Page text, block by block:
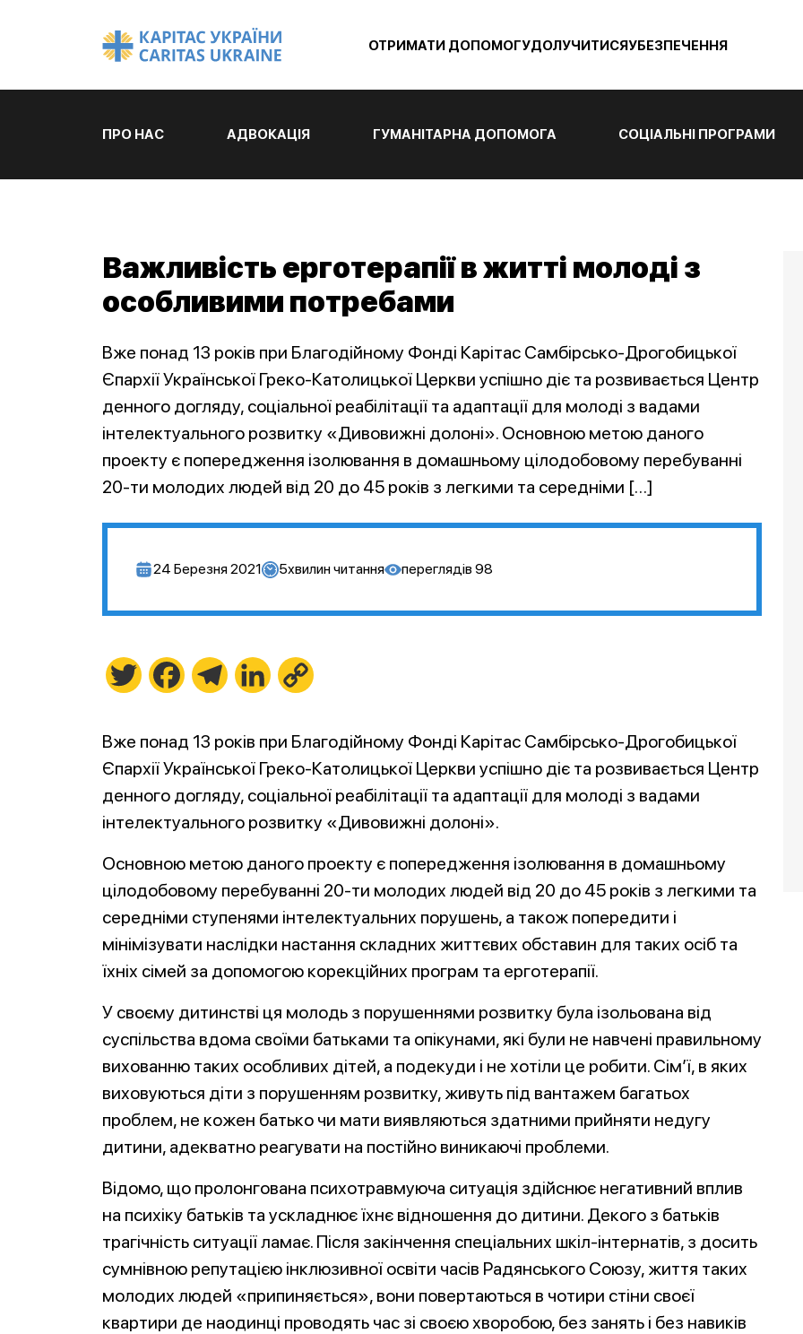
ОТРИМАТИ ДОПОМОГУДОЛУЧИТИСЯУБЕЗПЕЧЕННЯ
ПРО НАС АДВОКАЦІЯ ГУМАНІТАРНА ДОПОМОГА СОЦІАЛЬНІ ПРОГРАМИ
Важливість ерготерапії в житті молоді з
особливими потребами
Вже понад 13 років при Благодійному Фонді Карітас Самбірсько-Дрогобицької
Єпархії Української Греко-Католицької Церкви успішно діє та розвивається Центр
денного догляду, соціальної реабілітації та адаптації для молоді з вадами
інтелектуального розвитку «Дивовижні долоні». Основною метою даного
проекту є попередження ізолювання в домашньому цілодобовому перебуванні
20-ти молодих людей від 20 до 45 років з легкими та середніми […]
24 Березня 2021 5хвилин читання переглядів 98
Twitter FacebookTelegramLinkedIn
Вже понад 13 років при Благодійному Фонді Карітас Самбірсько-Дрогобицької
Єпархії Української Греко-Католицької Церкви успішно діє та розвивається Центр
денного догляду, соціальної реабілітації та адаптації для молоді з вадами
інтелектуального розвитку «Дивовижні долоні».
Основною метою даного проекту є попередження ізолювання в домашньому
цілодобовому перебуванні 20-ти молодих людей від 20 до 45 років з легкими та
середніми ступенями інтелектуальних порушень, а також попередити і
мінімізувати наслідки настання складних життєвих обставин для таких осіб та
їхніх сімей за допомогою корекційних програм та ерготерапії.
У своєму дитинстві ця молодь з порушеннями розвитку була ізольована від
суспільства вдома своїми батьками та опікунами, які були не навчені правильному
вихованню таких особливих дітей, а подекуди і не хотіли це робити. Сім’ї, в яких
виховуються діти з порушенням розвитку, живуть під вантажем багатьох
проблем, не кожен батько чи мати виявляються здатними прийняти недугу
дитини, адекватно реагувати на постійно виникаючі проблеми.
Відомо, що пролонгована психотравмуюча ситуація здійснює негативний вплив
на психіку батьків та ускладнює їхнє відношення до дитини. Декого з батьків
трагічність ситуації ламає. Після закінчення спеціальних шкіл-інтернатів, з досить
сумнівною репутацією інклюзивної освіти часів Радянського Союзу, життя таких
молодих людей «припиняється», вони повертаються в чотири стіни своєї
квартири де наодинці проводять час зі своєю хворобою, без занять і без навиків